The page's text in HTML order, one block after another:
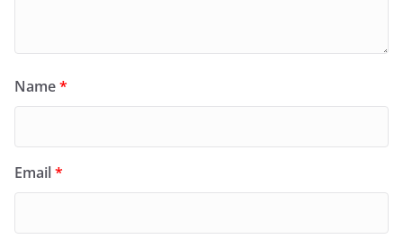
Name*
Email*